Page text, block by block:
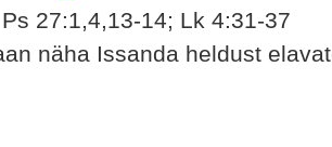
27:1,4,13-14; Lk 4:31-37
näha Issanda heldust